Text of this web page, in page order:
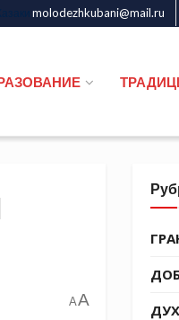
molodezhkubani@mail.ru
AA